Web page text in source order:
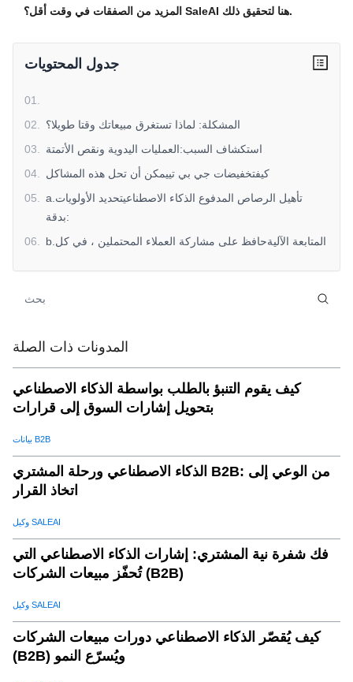
المزيد من الصفقات في وقت أقل؟ SaleAI هنا لتحقيق ذلك.
جدول المحتويات
01.
02. المشكلة: لماذا تستغرق مبيعاتك وقتا طويلا؟
03. استكشاف السبب:العمليات اليدوية ونقص الأتمتة
04. كيفتخفيضات جي بي تييمكن أن تحل هذه المشاكل
05. a.تأهيل الرصاص المدفوع الذكاء الاصطناعيتحديد الأولويات
بدقة:
06. b.المتابعة الآليةحافظ على مشاركة العملاء المحتملين ، في كل
أعلى
09. الخلاصة: جاهز لتسريع عملية المبيعات الخاصة بك معتخفيضات
جي بي تي?
المدونات ذات الصلة
كيف يقوم التنبؤ بالطلب بواسطة الذكاء الاصطناعي
بتحويل إشارات السوق إلى قرارات
بيانات B2B
الذكاء الاصطناعي ورحلة المشتري B2B: من الوعي إلى
اتخاذ القرار
وكيل SALEAI
فك شفرة نية المشتري: إشارات الذكاء الاصطناعي التي
تُحفّز مبيعات الشركات (B2B)
وكيل SALEAI
كيف يُقصّر الذكاء الاصطناعي دورات مبيعات الشركات
(B2B) ويُسرّع النمو